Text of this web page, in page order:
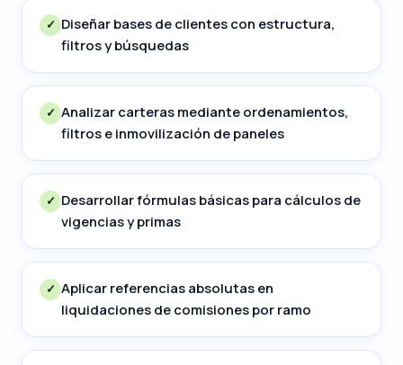
✓ Diseñar bases de clientes con estructura,
filtros y búsquedas
✓ Analizar carteras mediante ordenamientos,
filtros e inmovilización de paneles
✓ Desarrollar fórmulas básicas para cálculos de
vigencias y primas
✓ Aplicar referencias absolutas en
liquidaciones de comisiones por ramo